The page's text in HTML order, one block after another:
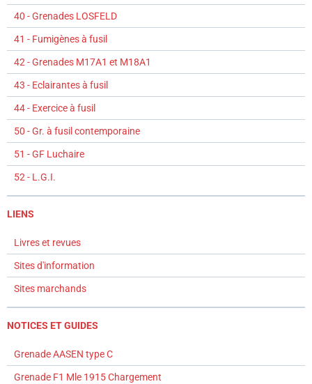
40 - Grenades LOSFELD
41 - Fumigènes à fusil
42 - Grenades M17A1 et M18A1
43 - Eclairantes à fusil
44 - Exercice à fusil
50 - Gr. à fusil contemporaine
51 - GF Luchaire
52 - L.G.I.
LIENS
Livres et revues
Sites d'information
Sites marchands
NOTICES ET GUIDES
Grenade AASEN type C
Grenade F1 Mle 1915 Chargement